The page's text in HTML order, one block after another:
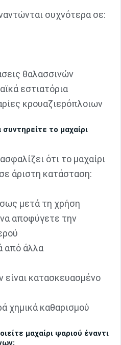
συχνότερα σε:
θαλασσινών
εστιατόρια
κρουαζιερόπλοιων
το μαχαίρι
ότι το μαχαίρι
άριστη κατάσταση:
μετά τη χρήση
αποφύγετε την
από άλλα
είναι κατασκευασμένο
χημικά καθαρισμού
μαχαίρι ψαριού έναντι